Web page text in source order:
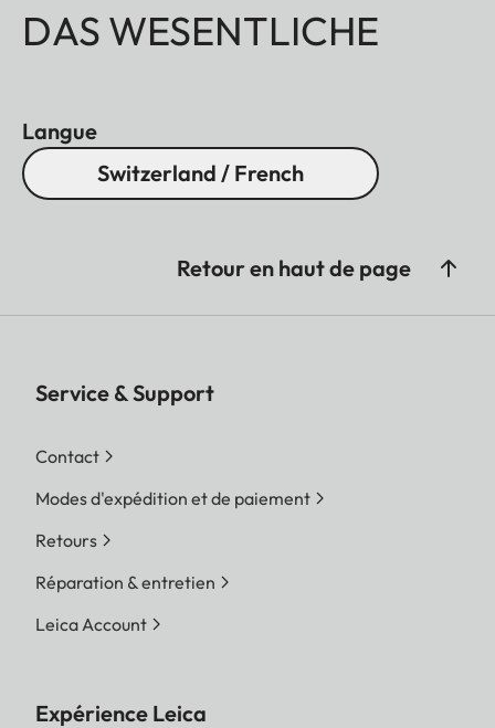
DAS WESENTLICHE
Langue
Switzerland / French
Retour en haut de page
Service & Support
Contact
Modes d'expédition et de paiement
Retours
Réparation & entretien
Leica Account
Expérience Leica